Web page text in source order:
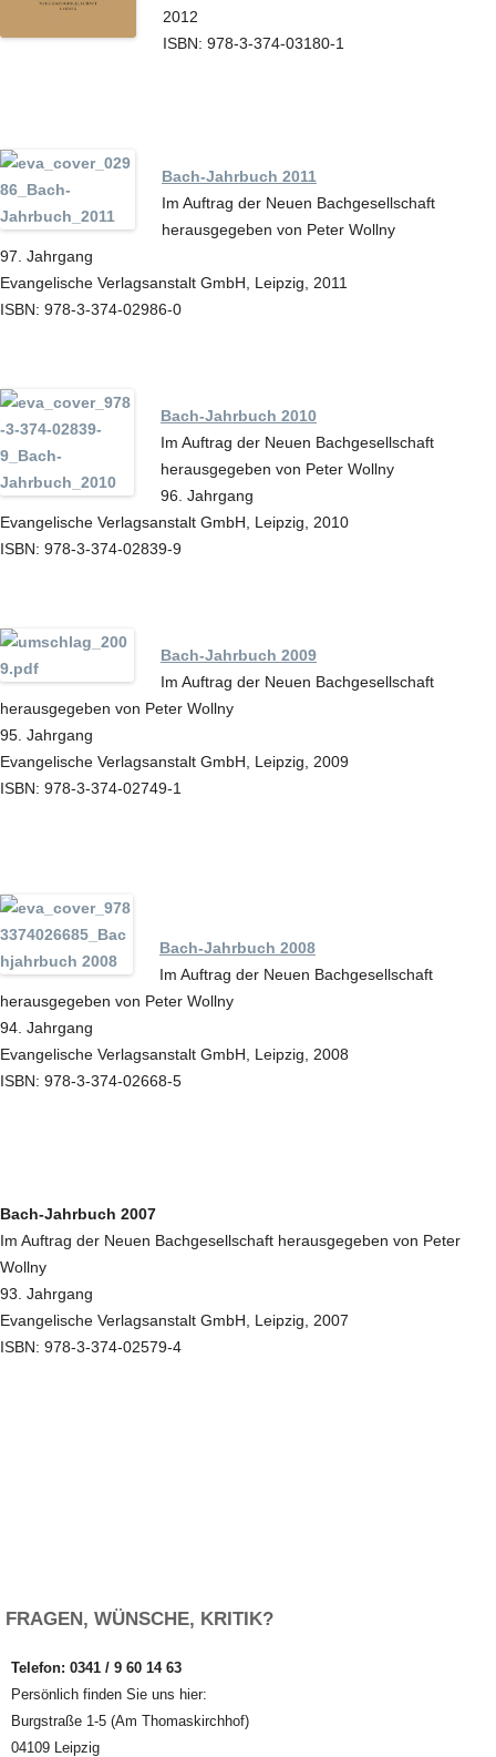
2012
ISBN: 978-3-374-03180-1
Bach-Jahrbuch 2011
Im Auftrag der Neuen Bachgesellschaft
herausgegeben von Peter Wollny
97. Jahrgang
Evangelische Verlagsanstalt GmbH, Leipzig, 2011
ISBN: 978-3-374-02986-0
Bach-Jahrbuch 2010
Im Auftrag der Neuen Bachgesellschaft
herausgegeben von Peter Wollny
96. Jahrgang
Evangelische Verlagsanstalt GmbH, Leipzig, 2010
ISBN: 978-3-374-02839-9
Bach-Jahrbuch 2009
Im Auftrag der Neuen Bachgesellschaft
herausgegeben von Peter Wollny
95. Jahrgang
Evangelische Verlagsanstalt GmbH, Leipzig, 2009
ISBN: 978-3-374-02749-1
Bach-Jahrbuch 2008
Im Auftrag der Neuen Bachgesellschaft
herausgegeben von Peter Wollny
94. Jahrgang
Evangelische Verlagsanstalt GmbH, Leipzig, 2008
ISBN: 978-3-374-02668-5
Bach-Jahrbuch 2007
Im Auftrag der Neuen Bachgesellschaft herausgegeben von Peter
Wollny
93. Jahrgang
Evangelische Verlagsanstalt GmbH, Leipzig, 2007
ISBN: 978-3-374-02579-4
FRAGEN, WÜNSCHE, KRITIK?
Telefon: 0341 / 9 60 14 63
Persönlich finden Sie uns hier:
Burgstraße 1-5 (Am Thomaskirchhof)
04109 Leipzig